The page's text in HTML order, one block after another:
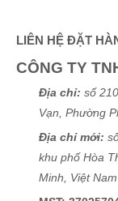
LIÊN HỆ ĐẶT
CÔNG TY
Địa chỉ: số
Vạn, Phường
Địa chỉ mới:
khu phố Hòa
Minh, Việt Nam